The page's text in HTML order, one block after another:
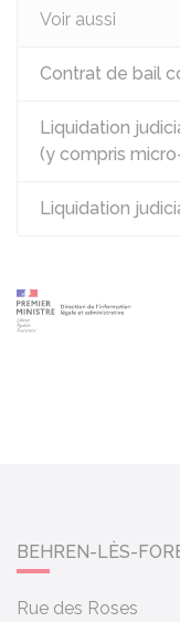
Voir aussi
Contrat de bail
Liquidation
(y compris
Liquidation
BEHREN-LÈS-
Rue des Roses